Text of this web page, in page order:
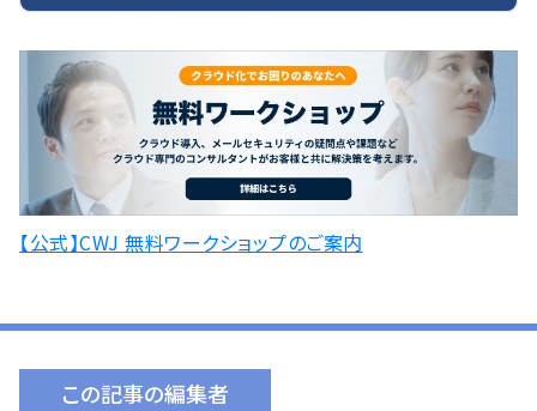
【公式】CWJ 無料ワークショップのご案内
この記事の編集者